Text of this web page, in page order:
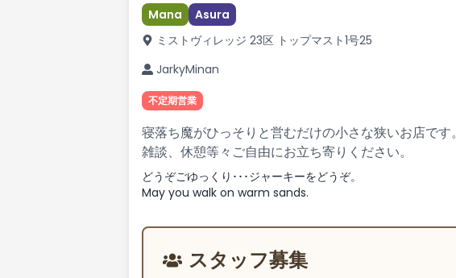
Mana Asura
ミストヴィレッジ 23区 トップマスト1号25
JarkyMinan
不定期営業
寝落ち魔がひっそりと営むだけの小さな狭いお店です。
雑談、休憩等々ご自由にお立ち寄りください。
どうぞごゆっくり･･･ジャーキーをどうぞ。
May you walk on warm sands.
スタッフ募集